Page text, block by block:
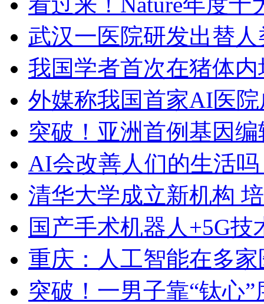
武汉一医院研发出替
我国学者首次在猪体
外媒称我国首家AI医
突破！亚洲首例基因
AI会改善人们的生活
清华大学成立新机构
国产手术机器人+5G
重庆：人工智能在多
突破！一男子靠“钛心”